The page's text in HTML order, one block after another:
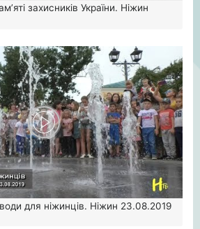
захисників України. Ніжин
для ніжинців. Ніжин 23.08.2019